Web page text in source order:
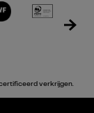
verkrijgen.